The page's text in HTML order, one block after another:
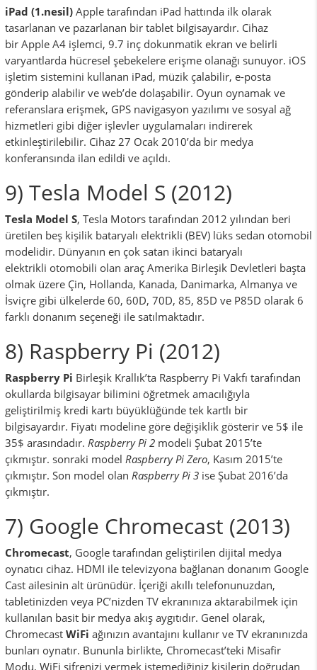
iPad (1.nesil) Apple tarafından iPad hattında ilk olarak
tasarlanan ve pazarlanan bir tablet bilgisayardır. Cihaz
bir Apple A4 işlemci, 9.7 inç dokunmatik ekran ve belirli
varyantlarda hücresel şebekelere erişme olanağı sunuyor. iOS
işletim sistemini kullanan iPad, müzik çalabilir, e-posta
gönderip alabilir ve web’de dolaşabilir. Oyun oynamak ve
referanslara erişmek, GPS navigasyon yazılımı ve sosyal ağ
hizmetleri gibi diğer işlevler uygulamaları indirerek
etkinleştirilebilir. Cihaz 27 Ocak 2010’da bir medya
konferansında ilan edildi ve açıldı.
9) Tesla Model S (2012)
Tesla Model S, Tesla Motors tarafından 2012 yılından beri
üretilen beş kişilik bataryalı elektrikli (BEV) lüks sedan otomobil
modelidir. Dünyanın en çok satan ikinci bataryalı
elektrikli otomobili olan araç Amerika Birleşik Devletleri başta
olmak üzere Çin, Hollanda, Kanada, Danimarka, Almanya ve
İsviçre gibi ülkelerde 60, 60D, 70D, 85, 85D ve P85D olarak 6
farklı donanım seçeneği ile satılmaktadır.
8) Raspberry Pi (2012)
Raspberry Pi Birleşik Krallık’ta Raspberry Pi Vakfı tarafından
okullarda bilgisayar bilimini öğretmek amacılığıyla
geliştirilmiş kredi kartı büyüklüğünde tek kartlı bir
bilgisayardır. Fiyatı modeline göre değişiklik gösterir ve 5$ ile
35$ arasındadır. Raspberry Pi 2 modeli Şubat 2015’te
çıkmıştır. sonraki model Raspberry Pi Zero, Kasım 2015’te
çıkmıştır. Son model olan Raspberry Pi 3 ise Şubat 2016’da
çıkmıştır.
7) Google Chromecast (2013)
Chromecast, Google tarafından geliştirilen dijital medya
oynatıcı cihaz. HDMI ile televizyona bağlanan donanım Google
Cast ailesinin alt ürünüdür. İçeriği akıllı telefonunuzdan,
tabletinizden veya PC’nizden TV ekranınıza aktarabilmek için
kullanılan basit bir medya akış aygıtıdır. Genel olarak,
Chromecast WiFi ağınızın avantajını kullanır ve TV ekranınızda
bunları oynatır. Bununla birlikte, Chromecast’teki Misafir
Modu, WiFi şifrenizi vermek istemediğiniz kişilerin doğrudan